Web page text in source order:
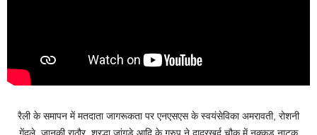
रैली के समापन में मतदाता जागरूकता पर एनएसएस के स्वयंसेविका अमरावती, रोशनी
गेंदले, जानकी राठौर, श्रद्धा जांगड़े आदि के ग्रुप ने दादरखुर्द चौक में नुक्कड़ नाटक